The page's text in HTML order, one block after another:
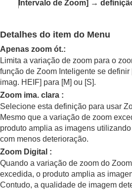
Focar
Ajustar os modos de
Selecionar a sensibilidade ISO
Equilíbrio de brancos
Adicionar efeitos às imagens
Fotografar com modos de
Função Disp. int.
Gravar imagens fixas com
Definir da qualidade de
gravação
Utilizar funções táteis
Definições do obturador
Utilizar o zoom
As funcionalidades de
este produto
Intervalo de Zoom] →
Detalhes do item do Menu
Apenas zoom ót.:
Limita a variação de zoom para o
função de Zoom Inteligente se definir
imag. HEIF] para [M] ou [S].
Zoom ima. clara :
Selecione esta definição para usar
Mesmo que a variação de zoom
produto amplia as imagens
com menos deterioração.
Zoom Digital :
Quando a variação de zoom do
excedida, o produto amplia as
Contudo, a qualidade de imagem